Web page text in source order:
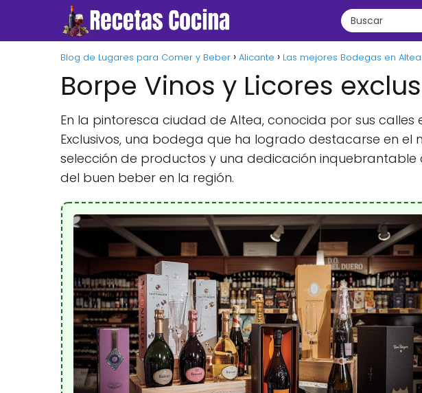
Blog de Lugares para Comer y Beber Alicante Las mejores Bodegas en Altea
Borpe Vinos y Licores
En la pintoresca ciudad de Altea, conocida por sus
Exclusivos, una bodega que ha logrado destacarse en
selección de productos y una dedicación
del buen beber en la región.